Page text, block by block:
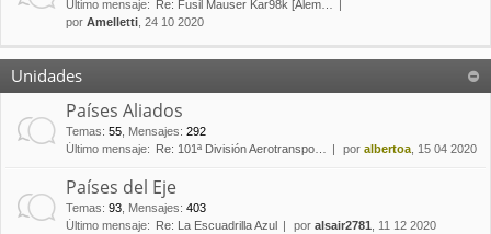
Último mensaje:
Re: Fusil Mauser Kar98k [Alem…
por Amelletti , 24 10 2020
Unidades
Países Aliados
Temas: 55 Mensajes: 292
Último mensaje:
Re: 101ª División Aerotranspo… por albertoa , 15 04 2020
Países del Eje
Temas: 93 Mensajes: 403
Último mensaje:
Re: La Escuadrilla Azul por alsair2781 , 11 12 2020